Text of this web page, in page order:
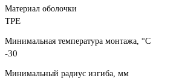
Материал оболочки
TPE
Минимальная температура монтажа, °C
-30
Минимальный радиус изгиба, мм